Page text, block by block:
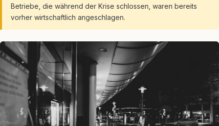
Betriebe, die während der Krise schlossen, waren bereits
vorher wirtschaftlich angeschlagen.